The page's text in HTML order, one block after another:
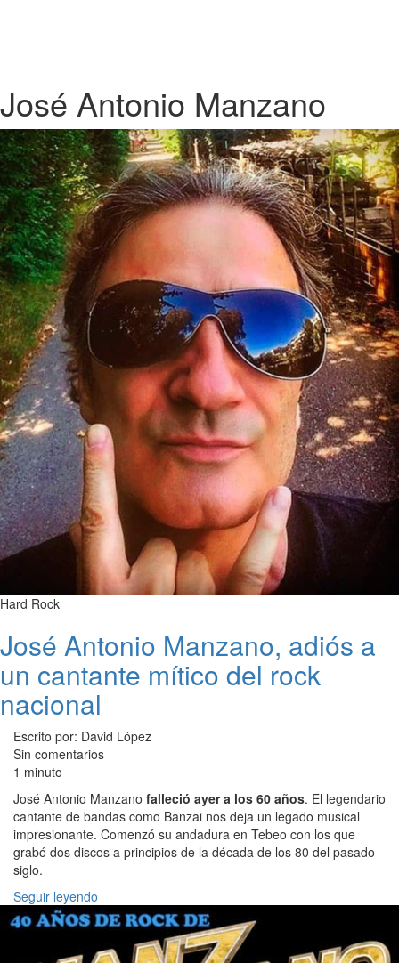
José Antonio Manzano
Hard Rock
José Antonio Manzano, adiós a
un cantante mítico del rock
nacional
Escrito por: David López
Sin comentarios
1 minuto
José Antonio Manzano falleció ayer a los 60 años. El legendario
cantante de bandas como Banzai nos deja un legado musical
impresionante. Comenzó su andadura en Tebeo con los que
grabó dos discos a principios de la década de los 80 del pasado
siglo.
Seguir leyendo